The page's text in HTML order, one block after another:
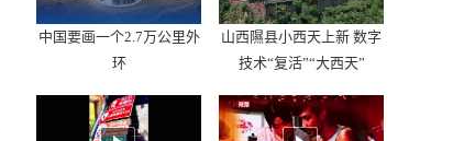
中国要画一个2.7万公里外
环
山西隰县小西天上新 数字
技术“复活”“大西天”